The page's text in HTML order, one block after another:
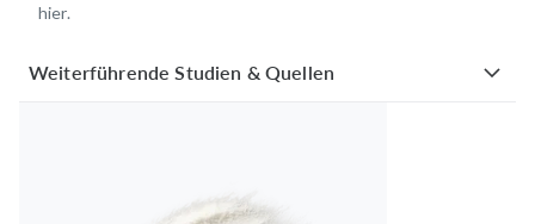
hier.
Weiterführende Studien & Quellen